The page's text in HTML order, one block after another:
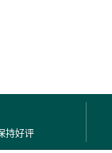
持好评